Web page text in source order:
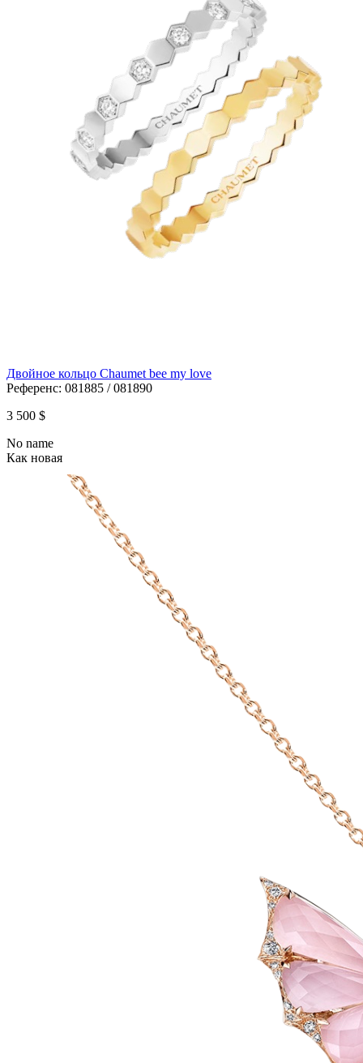
Двойное кольцо Chaumet bee my love
Референс: 081885 / 081890
3 500 $
No name
Как новая